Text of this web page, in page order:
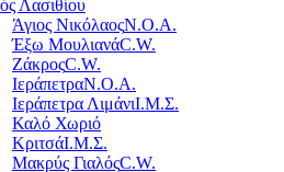
Λασιθίου
Άγιος ΝικόλαοςΝ.Ο.Α.
Έξω ΜουλιανάC.W.
ΖάκροςC.W.
ΙεράπετραΝ.Ο.Α.
Ιεράπετρα ΛιμάνιΙ.Μ.Σ.
Καλό Χωριό
ΚριτσάΙ.Μ.Σ.
Μακρύς ΓιαλόςC.W.